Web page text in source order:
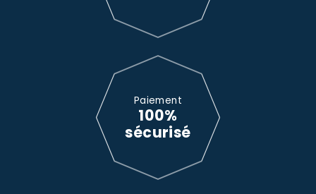
Paiement
100%
sécurisé